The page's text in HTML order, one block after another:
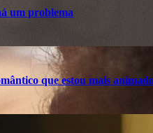
um problema
que estou mais